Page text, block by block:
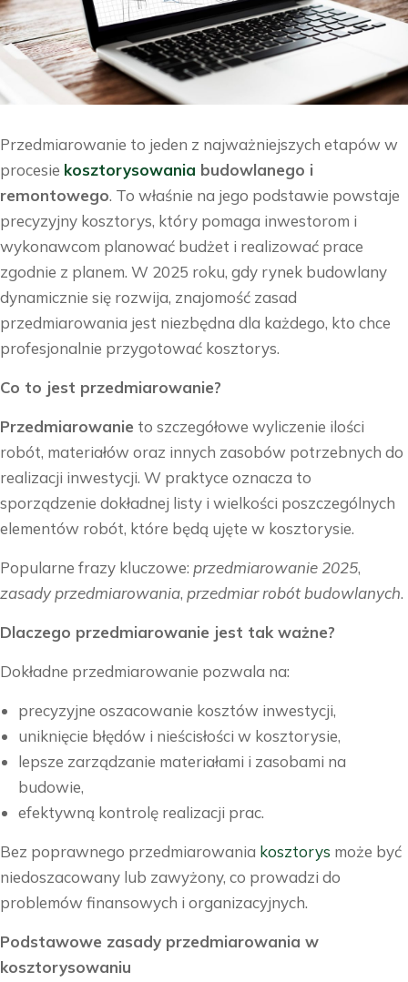
Przedmiarowanie to jeden z najważniejszych etapów w
procesie kosztorysowania budowlanego i
remontowego. To właśnie na jego podstawie powstaje
precyzyjny kosztorys, który pomaga inwestorom i
wykonawcom planować budżet i realizować prace
zgodnie z planem. W 2025 roku, gdy rynek budowlany
dynamicznie się rozwija, znajomość zasad
przedmiarowania jest niezbędna dla każdego, kto chce
profesjonalnie przygotować kosztorys.
Co to jest przedmiarowanie?
Przedmiarowanie to szczegółowe wyliczenie ilości
robót, materiałów oraz innych zasobów potrzebnych do
realizacji inwestycji. W praktyce oznacza to
sporządzenie dokładnej listy i wielkości poszczególnych
elementów robót, które będą ujęte w kosztorysie.
Popularne frazy kluczowe: przedmiarowanie 2025,
zasady przedmiarowania, przedmiar robót budowlanych.
Dlaczego przedmiarowanie jest tak ważne?
Dokładne przedmiarowanie pozwala na:
precyzyjne oszacowanie kosztów inwestycji,
uniknięcie błędów i nieścisłości w kosztorysie,
lepsze zarządzanie materiałami i zasobami na
budowie,
efektywną kontrolę realizacji prac.
Bez poprawnego przedmiarowania kosztorys może być
niedoszacowany lub zawyżony, co prowadzi do
problemów finansowych i organizacyjnych.
Podstawowe zasady przedmiarowania w
kosztorysowaniu